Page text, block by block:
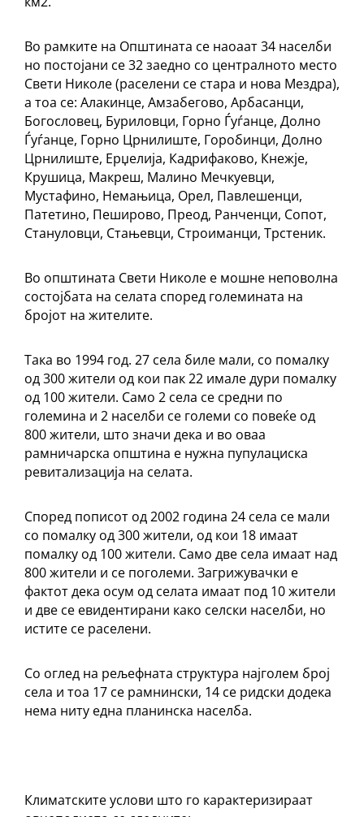
Во рамките на Општината се наоаат 34 населби
но постојани се 32 заедно со централното место
Свети Николе (раселени се стара и нова Мездра),
а тоа се: Алакинце, Амзабегово, Арбасанци,
Богословец, Буриловци, Горно Ѓуѓанце, Долно
Ѓуѓанце, Горно Црнилиште, Горобинци, Долно
Црнилиште, Ерџелија, Кадрифаково, Кнежје,
Крушица, Макреш, Малино Мечкуевци,
Мустафино, Немањица, Орел, Павлешенци,
Патетино, Пеширово, Преод, Ранченци, Сопот,
Стануловци, Стањевци, Строиманци, Трстеник.
Во општината Свети Николе е мошне неповолна
состојбата на селата според големината на
бројот на жителите.
Така во 1994 год. 27 села биле мали, со помалку
од 300 жители од кои пак 22 имале дури помалку
од 100 жители. Само 2 села се средни по
големина и 2 населби се големи со повеќе од
800 жители, што значи дека и во оваа
рамничарска општина е нужна пупулациска
ревитализација на селата.
Според пописот од 2002 година 24 села се мали
со помалку од 300 жители, од кои 18 имаат
помалку од 100 жители. Само две села имаат над
800 жители и се поголеми. Загрижувачки е
фактот дека осум од селата имаат под 10 жители
и две се евидентирани како селски населби, но
истите се раселени.
Со оглед на рељефната структура најголем број
села и тоа 17 се рамнински, 14 се ридски додека
нема ниту една планинска населба.
Климатските услови што го карактеризираат